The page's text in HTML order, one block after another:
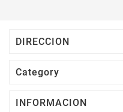
DIRECCION
Category
INFORMACION